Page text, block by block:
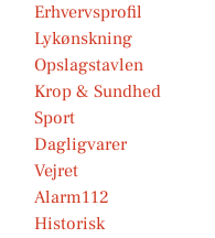
Erhvervsprofil
Lykønskning
Opslagstavlen
Krop & Sundhed
Sport
Dagligvarer
Vejret
Alarm112
Historisk